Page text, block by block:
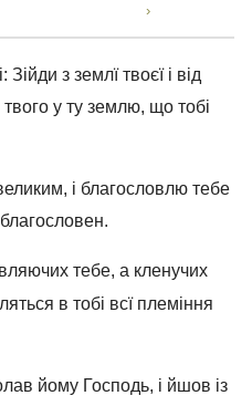
›
з землї твоєї і від
твого у ту землю, що тобі
і благословлю тебе
тебе, а кленучих
в тобі всї племіння
йому Господь, і йшов із